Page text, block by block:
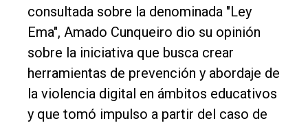
consultada sobre la denominada "Ley
Ema", Amado Cunqueiro dio su opinión
sobre la iniciativa que busca crear
herramientas de prevención y abordaje de
la violencia digital en ámbitos educativos
y que tomó impulso a partir del caso de